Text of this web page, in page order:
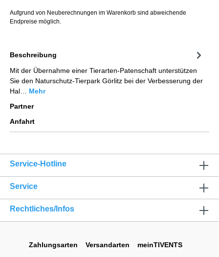
Aufgrund von Neuberechnungen im Warenkorb sind abweichende
Endpreise möglich.
Beschreibung
Mit der Übernahme einer Tierarten-Patenschaft unterstützen
Sie den Naturschutz-Tierpark Görlitz bei der Verbesserung der
Hal… Mehr
Partner
Anfahrt
Service-Hotline
Service
Rechtliches/Infos
Zahlungsarten Versandarten
meinTIVENTS